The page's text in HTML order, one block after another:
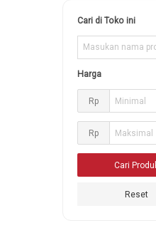
Cari di Toko ini
Harga
Rp
Rp
Reset